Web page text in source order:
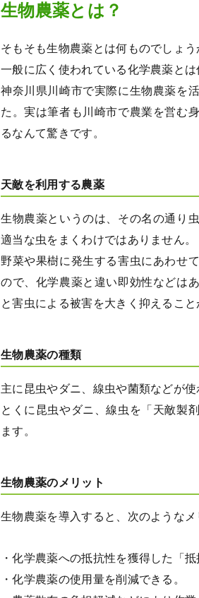
生物農薬とは？
そもそも生物農薬とは何ものでしょう
一般に広く使われている化学農薬と
神奈川県川崎市で実際に生物農薬を
た。実は筆者も川崎市で農業を営む
るなんて驚きです。
天敵を利用する農薬
生物農薬というのは、その名の通り
適当な虫をまくわけではありません。
野菜や果樹に発生する害虫にあわせ
ので、化学農薬と違い即効性などは
と害虫による被害を大きく抑えるこ
生物農薬の種類
主に昆虫やダニ、線虫や菌類などが
とくに昆虫やダニ、線虫を「天敵製
ます。
生物農薬のメリット
生物農薬を導入すると、次のような
・化学農薬への抵抗性を獲得した「
・化学農薬の使用量を削減できる。